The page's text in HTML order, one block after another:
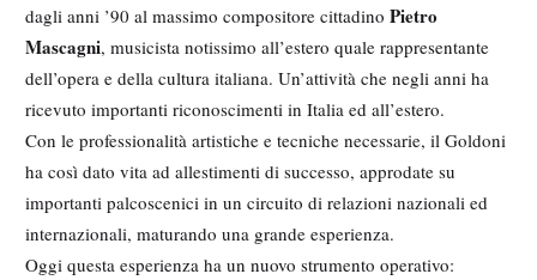
dagli anni ’90 al massimo compositore cittadino Pietro
Mascagni, musicista notissimo all’estero quale rappresentante
dell’opera e della cultura italiana. Un’attività che negli anni ha
ricevuto importanti riconoscimenti in Italia ed all’estero.
Con le professionalità artistiche e tecniche necessarie, il Goldoni
ha così dato vita ad allestimenti di successo, approdate su
importanti palcoscenici in un circuito di relazioni nazionali ed
internazionali, maturando una grande esperienza.
Oggi questa esperienza ha un nuovo strumento operativo: